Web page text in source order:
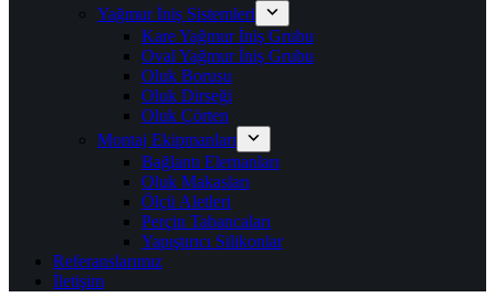
Yağmur İniş Sistemleri
Kare Yağmur İniş Grubu
Oval Yağmur İniş Grubu
Oluk Borusu
Oluk Dirseği
Oluk Çörten
Montaj Ekipmanları
Bağlantı Elemanları
Oluk Makasları
Ölçü Aletleri
Perçin Tabancaları
Yapıştırıcı Silikonlar
Referanslarımız
İletişim